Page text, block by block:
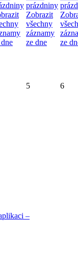
prázdniny
Zobrazit
všechny
záznamy
ze dne
ze
5 6
–